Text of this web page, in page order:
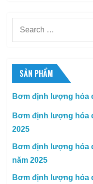
SẢN PHẨM
Bơm định lượng hóa
Bơm định lượng hóa
2025
Bơm định lượng hóa
năm 2025
Bơm định lượng hóa